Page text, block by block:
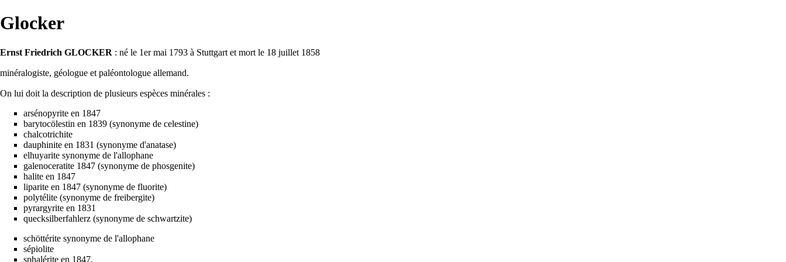
Glocker
Ernst Friedrich GLOCKER : né le 1er mai 1793 à Stuttgart et mort le 18 juillet 1858
minéralogiste, géologue et paléontologue allemand.
On lui doit la description de plusieurs espèces minérales :
arsénopyrite en 1847
barytocölestin en 1839 (synonyme de celestine)
chalcotrichite
dauphinite en 1831 (synonyme d'anatase)
elhuyarite synonyme de l'allophane
galenoceratite 1847 (synonyme de phosgenite)
halite en 1847
liparite en 1847 (synonyme de fluorite)
polytélite (synonyme de freibergite)
pyrargyrite en 1831
quecksilberfahlerz (synonyme de schwartzite)
schöttérite synonyme de l'allophane
sépiolite
sphalérite en 1847.